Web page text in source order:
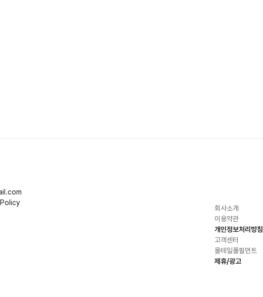
회사소개
이용약관
개인정보처리방침
고객센터
몰테일풀필먼트
제휴/광고